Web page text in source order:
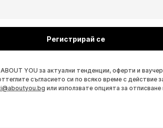
Регистрирай се
YOU за актуални тенденции, оферти и
съгласието си по всяко време с действие
или използвате опцията за